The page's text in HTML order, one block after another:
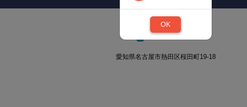
愛知県名古屋市熱田区桜田町19-18
OK